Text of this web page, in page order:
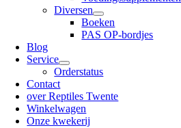
Diversen
Boeken
PAS OP-bordjes
Blog
Service
Orderstatus
Contact
over Reptiles Twente
Winkelwagen
Onze kwekerij